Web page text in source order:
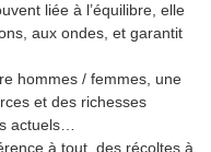
liée à l’équilibre, elle
aux ondes, et garantit
hommes / femmes, une
et des richesses
actuels…
à tout, des récoltes à